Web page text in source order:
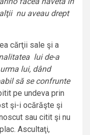
nu aveau drept
cărţii sale şi a
lui de-a
lui, dând
să se confrunte
pe undeva prin
şi-i ocărăşte şi
sau citit şi nu
Ascultaţi,